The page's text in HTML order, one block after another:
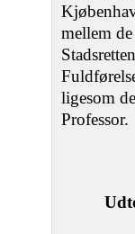
mellem
ligesom
Professor.